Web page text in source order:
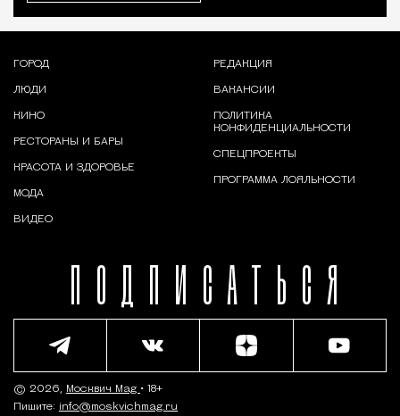
ПОДПИСАТЬСЯ
ГОРОД
ЛЮДИ
КИНО
РЕСТОРАНЫ И БАРЫ
КРАСОТА И ЗДОРОВЬЕ
МОДА
ВИДЕО
РЕДАКЦИЯ
ВАКАНСИИ
ПОЛИТИКА
КОНФИДЕНЦИАЛЬНОСТИ
СПЕЦПРОЕКТЫ
ПРОГРАММА ЛОЯЛЬНОСТИ
© 2026, Москвич Mag • 18+
Пишите: info@moskvichmag.ru